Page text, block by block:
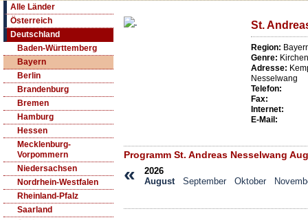
Alle Länder
Österreich
Deutschland
Baden-Württemberg
Bayern
Berlin
Brandenburg
Bremen
Hamburg
Hessen
Mecklenburg-
Vorpommern
Niedersachsen
Nordrhein-Westfalen
Rheinland-Pfalz
Saarland
St.
Region:
Genre: Kirchen
Adresse:
Nesselwang
Telefon:
Fax:
Internet:
E-Mail:
Programm St. Andreas Nesselwang
«
2026
August
September Oktober